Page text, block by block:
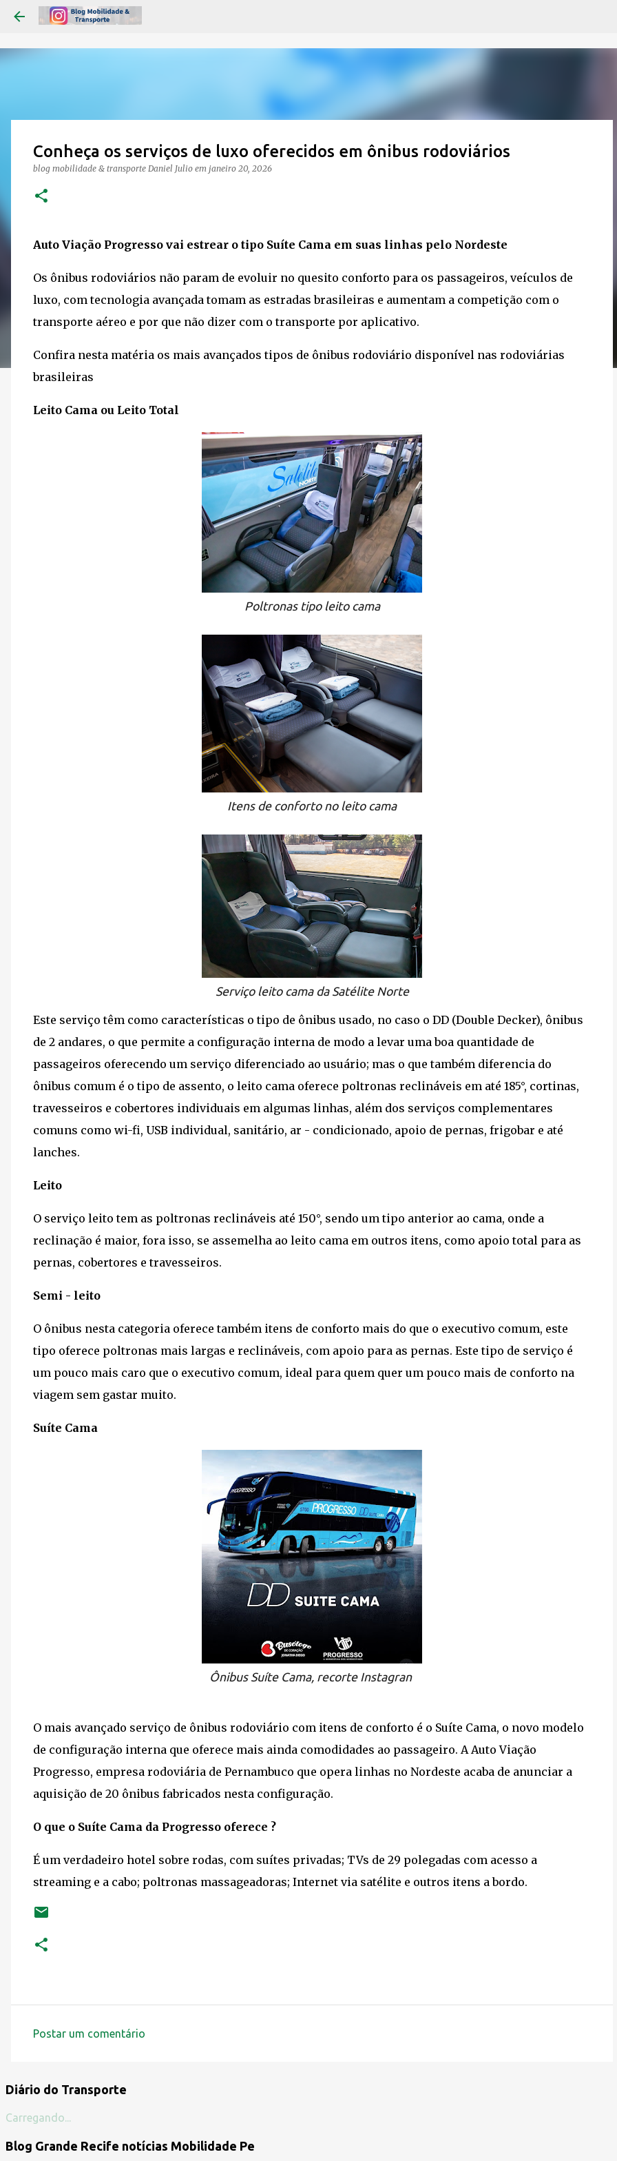
Conheça os serviços de luxo oferecidos em ônibus rodoviários
blog mobilidade & transporte Daniel Julio em janeiro 20, 2026
Auto Viação Progresso vai estrear o tipo Suíte Cama em suas linhas pelo Nordeste
Os ônibus rodoviários não param de evoluir no quesito conforto para os passageiros, veículos de
luxo, com tecnologia avançada tomam as estradas brasileiras e aumentam a competição com o
transporte aéreo e por que não dizer com o transporte por aplicativo.
Confira nesta matéria os mais avançados tipos de ônibus rodoviário disponível nas rodoviárias
brasileiras
Leito Cama ou Leito Total
Poltronas tipo leito cama
Itens de conforto no leito cama
Serviço leito cama da Satélite Norte
Este serviço têm como características o tipo de ônibus usado, no caso o DD (Double Decker), ônibus
de 2 andares, o que permite a configuração interna de modo a levar uma boa quantidade de
passageiros oferecendo um serviço diferenciado ao usuário; mas o que também diferencia do
ônibus comum é o tipo de assento, o leito cama oferece poltronas reclináveis em até 185°, cortinas,
travesseiros e cobertores individuais em algumas linhas, além dos serviços complementares
comuns como wi-fi, USB individual, sanitário, ar - condicionado, apoio de pernas, frigobar e até
lanches.
Leito
O serviço leito tem as poltronas reclináveis até 150°, sendo um tipo anterior ao cama, onde a
reclinação é maior, fora isso, se assemelha ao leito cama em outros itens, como apoio total para as
pernas, cobertores e travesseiros.
Semi - leito
O ônibus nesta categoria oferece também itens de conforto mais do que o executivo comum, este
tipo oferece poltronas mais largas e reclináveis, com apoio para as pernas. Este tipo de serviço é
um pouco mais caro que o executivo comum, ideal para quem quer um pouco mais de conforto na
viagem sem gastar muito.
Suíte Cama
Ônibus Suíte Cama, recorte Instagran
O mais avançado serviço de ônibus rodoviário com itens de conforto é o Suíte Cama, o novo modelo
de configuração interna que oferece mais ainda comodidades ao passageiro. A Auto Viação
Progresso, empresa rodoviária de Pernambuco que opera linhas no Nordeste acaba de anunciar a
aquisição de 20 ônibus fabricados nesta configuração.
O que o Suíte Cama da Progresso oferece ?
É um verdadeiro hotel sobre rodas, com suítes privadas; TVs de 29 polegadas com acesso a
streaming e a cabo; poltronas massageadoras; Internet via satélite e outros itens a bordo.
m
n
t
Postar um comentário
Diário do Transporte
Carregando...
Blog Grande Recife notícias Mobilidade Pe